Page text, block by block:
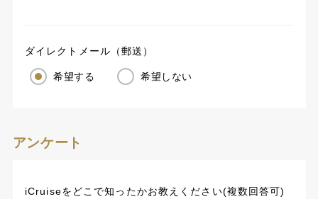
ダイレクトメール（郵送）
希望する 希望しない
アンケート
iCruiseをどこで知ったかお教えください(複数回答可)